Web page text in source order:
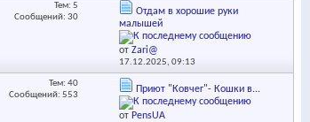
Тем: 5
Сообщений: 30
Отдам в хорошие руки
малышей
отZari@
17.12.2025,09:13
Тем: 40
Сообщений: 553
Приют "Ковчег"- Кошки в...
от PensUA